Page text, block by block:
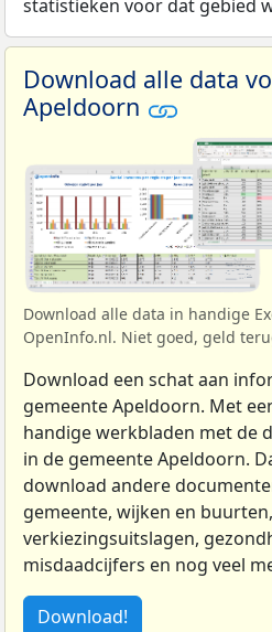
statistieken voor dat gebied
Download alle data
Apeldoorn
Download alle data in handige
OpenInfo.nl. Niet goed, geld
Download een schat aan
gemeente Apeldoorn. Met
handige werkbladen met de
in de gemeente Apeldoorn.
download andere
gemeente, wijken en
verkiezingsuitslagen,
misdaadcijfers en nog veel
Download!